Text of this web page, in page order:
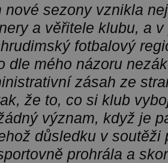
nové sezony vznikla
a věřitele klubu, a
fotbalový
dle mého názoru
zásah ze
že to, co si klub
význam, když je
důsledku v soutěži
prohrála a